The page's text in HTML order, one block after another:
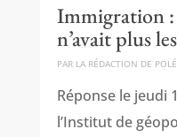
Immigration :
n’avait plus
PAR LA RÉDACTION DE
Réponse le jeudi
l’Institut de